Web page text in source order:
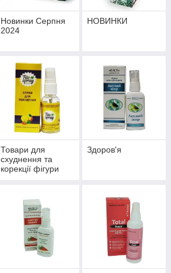
Новинки Серпня
2024
НОВИНКИ
Товари для
схуднення та
корекції фігури
Здоров'я